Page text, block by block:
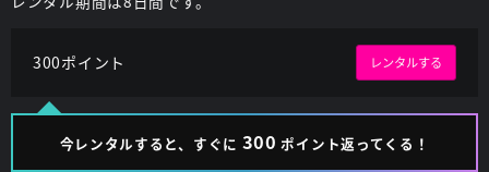
300ポイント レンタルする
今レンタルすると、すぐに 300 ポイント返ってくる！